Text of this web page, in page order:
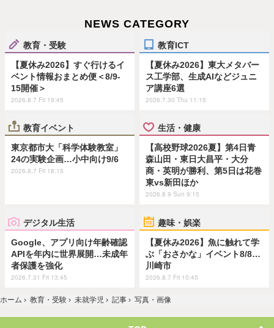
NEWS CATEGORY
教育・受験
【夏休み2026】すぐ行けるイ
ベント情報おまとめ便＜8/9-
15開催＞
2026.8.7 Fri 19:45
教育ICT
【夏休み2026】東大メタバー
ス工学部、生成AIなどジュニ
ア講座6選
2026.7.30 Thu 11:15
教育イベント
東京都市大「科学体験教室」
24の実験企画…小中向け9/6
2026.8.7 Fri 18:15
生活・健康
【高校野球2026夏】第4日青
森山田・東日大昌平・大分
商・英明が勝利、第5日は花巻
東vs新田ほか
2026.8.9 Sun 9:15
デジタル生活
Google、アプリ向け年齢確認
APIを年内に世界展開…未成年
者保護を強化
2026.7.31 Fri 13:45
趣味・娯楽
【夏休み2026】魚に触れて学
ぶ「おさかな」イベント8/8…
川崎市
2026.8.7 Fri 10:45
ホーム › 教育・受験 › 未就学児 › 記事 › 写真・画像